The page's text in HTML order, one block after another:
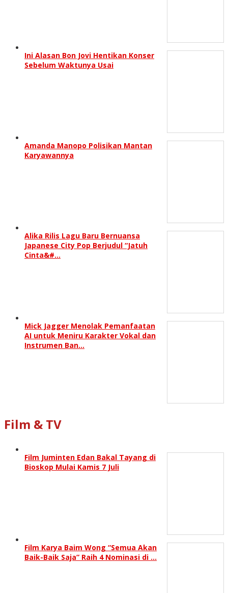
Ini Alasan Bon Jovi Hentikan Konser
Sebelum Waktunya Usai
Amanda Manopo Polisikan Mantan
Karyawannya
Alika Rilis Lagu Baru Bernuansa
Japanese City Pop Berjudul “Jatuh
Cinta&#…
Mick Jagger Menolak Pemanfaatan
AI untuk Meniru Karakter Vokal dan
Instrumen Ban…
Film & TV
Film Juminten Edan Bakal Tayang di
Bioskop Mulai Kamis 7 Juli
Film Karya Baim Wong “Semua Akan
Baik-Baik Saja” Raih 4 Nominasi di …